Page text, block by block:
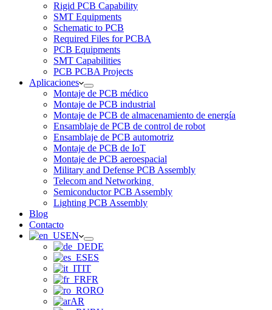
Rigid PCB Capability
SMT Equipments
Schematic to PCB
Required Files for PCBA
PCB Equipments
SMT Capabilities
PCB PCBA Projects
Aplicaciones
Montaje de PCB médico
Montaje de PCB industrial
Montaje de PCB de almacenamiento de energía
Ensamblaje de PCB de control de robot
Ensamblaje de PCB automotriz
Montaje de PCB de IoT
Montaje de PCB aeroespacial
Military and Defense PCB Assembly
Telecom and Networking
Semiconductor PCB Assembly
Lighting PCB Assembly
Blog
Contacto
EN
DE
ES
IT
FR
RO
AR